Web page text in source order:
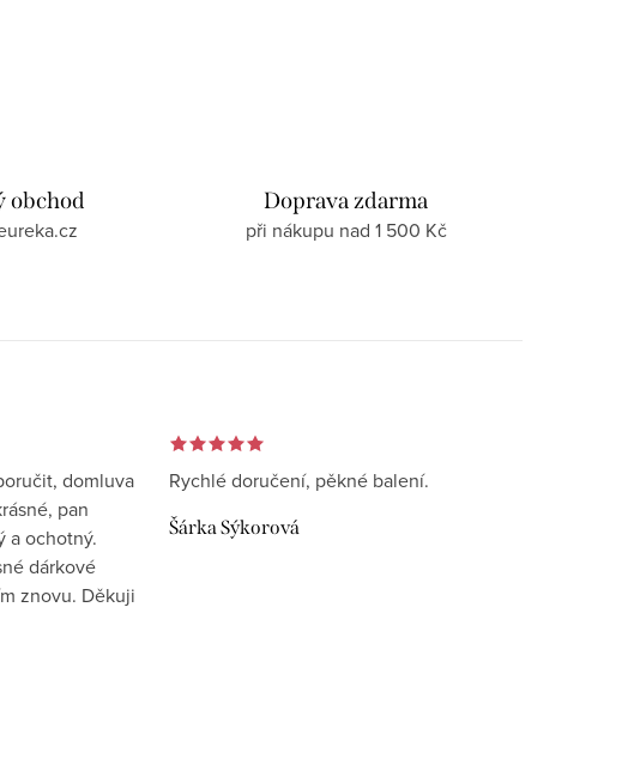
obchod Doprava zdarma
při nákupu nad 1 500 Kč
domluva
pan
a ochotný.
dárkové
znovu. Děkuji
Rychlé doručení, pěkné balení.
Šárka Sýkorová